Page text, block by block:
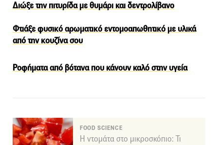
Διώξε την πιτυρίδα με θυμάρι και δεντρολίβανο
Φτιάξε φυσικό αρωματικό εντομοαπωθητικό με υλικά
από την κουζίνα σου
Ροφήματα από βότανα που κάνουν καλό στην υγεία
FOOD SCIENCE
Η ντομάτα στο μικροσκόπιο: Τι